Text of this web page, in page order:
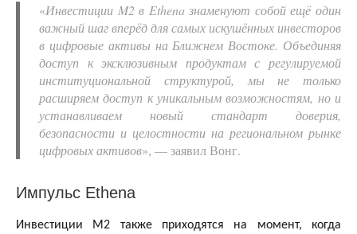
«Инвестиции M2 в Ethena знаменуют собой ещё один
важный шаг вперёд для самых искушённых инвесторов
в цифровые активы на Ближнем Востоке. Объединяя
доступ к эксклюзивным продуктам с регулируемой
институциональной структурой, мы не только
расширяем доступ к уникальным возможностям, но и
устанавливаем новый стандарт доверия,
безопасности и целостности на региональном рынке
цифровых активов», — заявил Вонг.
Импульс Ethena
Инвестиции M2 также приходятся на момент, когда